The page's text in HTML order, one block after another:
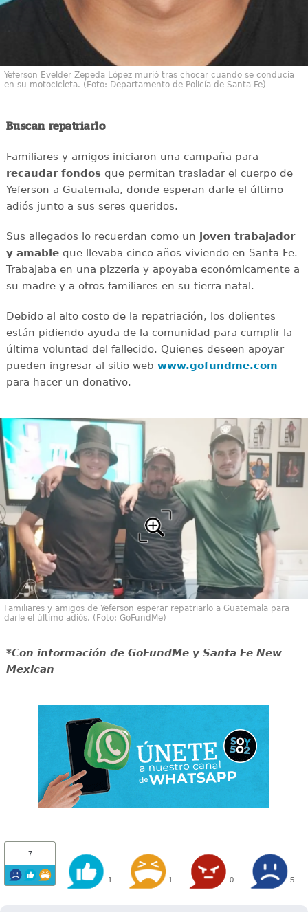
Yeferson Evelder Zepeda López murió tras chocar cuando se conducía
en su motocicleta. (Foto: Departamento de Policía de Santa Fe)
Buscan repatriarlo
Familiares y amigos iniciaron una campaña para
recaudar fondosque permitan trasladar el cuerpo de
Yeferson a Guatemala, donde esperan darle el último
adiós junto a sus seres queridos.
Sus allegados lo recuerdan como un joven trabajador
y amableque llevaba cinco años viviendo en Santa Fe.
Trabajaba en una pizzería y apoyaba económicamente a
su madre y a otros familiares en su tierra natal.
Debido al alto costo de la repatriación, los dolientes
están pidiendo ayuda de la comunidad para cumplir la
última voluntad del fallecido. Quienes deseen apoyar
pueden ingresar al sitio web www.gofundme.com
para hacer un donativo.
Familiares y amigos de Yeferson esperar repatriarlo a Guatemala para
darle el último adiós. (Foto: GoFundMe)
*Con información de GoFundMe y Santa Fe New
Mexican
7
1 1 0 5